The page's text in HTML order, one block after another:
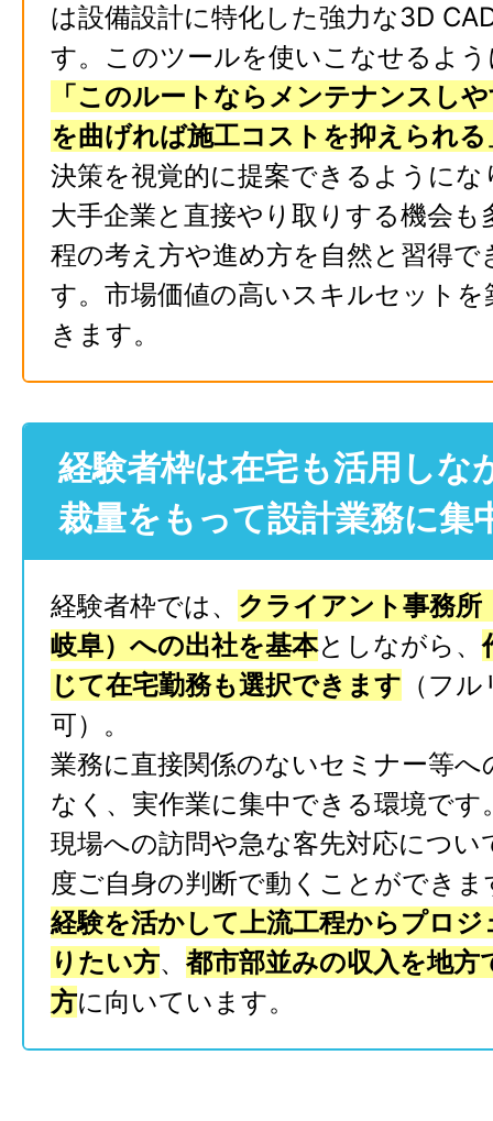
は設備設計に特化した強力な3D
す。このツールを使いこなせるよ
「このルートならメンテナンスし
を曲げれば施工コストを抑えられる
決策を視覚的に提案できるようにな
大手企業と直接やり取りする機会も
程の考え方や進め方を自然と習得で
す。市場価値の高いスキルセット
きます。
経験者枠は在宅も活用しな
裁量をもって設計業務に集
経験者枠では、 クライアント事務所
岐阜）への出社を基本としながら、
じて在宅勤務も選択できます （フ
可）。
業務に直接関係のないセミナー等へ
なく、実作業に集中できる環境です
現場への訪問や急な客先対応につい
度ご自身の判断で動くことができま
経験を活かして上流工程からプロ
りたい方、 都市部並みの収入を地方
方に向いています。